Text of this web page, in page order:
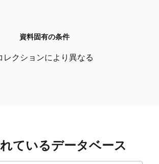
資料固有の条件
レクションにより異なる
ているデータベース